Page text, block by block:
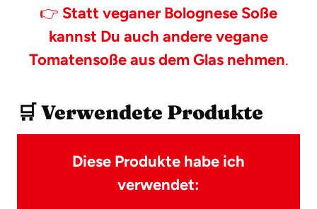
👉 Statt veganer Bolognese Soße
kannst Du auch andere vegane
Tomatensoße aus dem Glas nehmen.
🛒 Verwendete Produkte
Diese Produkte habe ich
verwendet: